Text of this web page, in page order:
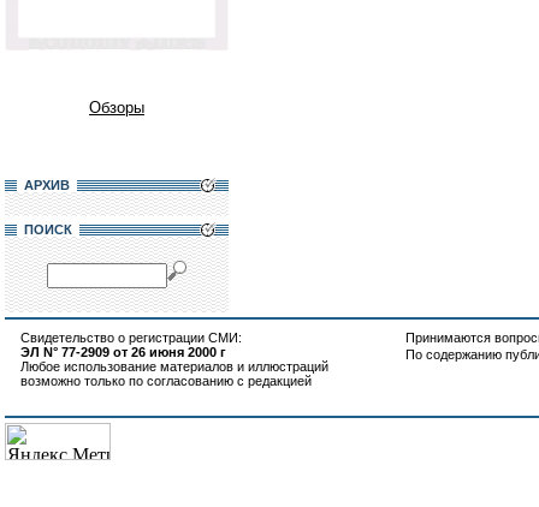
Обзоры
АРХИВ
ПОИСК
Свидетельство о регистрации СМИ:
ЭЛ N° 77-2909 от 26 июня 2000 г
Любое использование материалов и иллюстраций
возможно только по согласованию с редакцией
Принимаются
По содержанию